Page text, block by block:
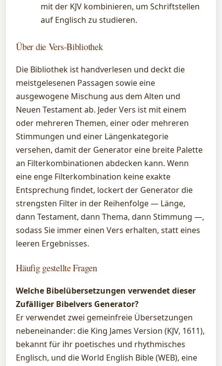
mit der KJV kombinieren, um Schriftstellen
auf Englisch zu studieren.
Über die Vers-Bibliothek
Die Bibliothek ist handverlesen und deckt die
meistgelesenen Passagen sowie eine
ausgewogene Mischung aus dem Alten und
Neuen Testament ab. Jeder Vers ist mit einem
oder mehreren Themen, einer oder mehreren
Stimmungen und einer Längenkategorie
versehen, damit der Generator eine breite Palette
an Filterkombinationen abdecken kann. Wenn
eine enge Filterkombination keine exakte
Entsprechung findet, lockert der Generator die
strengsten Filter in der Reihenfolge — Länge,
dann Testament, dann Thema, dann Stimmung —,
sodass Sie immer einen Vers erhalten, statt eines
leeren Ergebnisses.
Häufig gestellte Fragen
Welche Bibelübersetzungen verwendet dieser
Zufälliger Bibelvers Generator?
Er verwendet zwei gemeinfreie Übersetzungen
nebeneinander: die King James Version (KJV, 1611),
bekannt für ihr poetisches und rhythmisches
Englisch, und die World English Bible (WEB), eine